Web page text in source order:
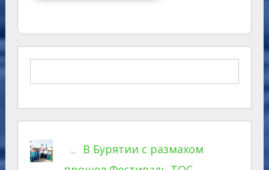
В Бурятии с размахом